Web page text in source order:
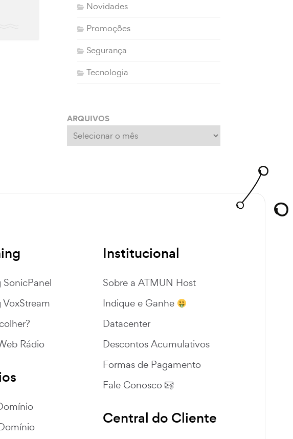
Novidades
Promoções
Segurança
Tecnologia
ARQUIVOS
Arquivos
SonicPanel
Rádio
Institucional
Sobre a ATMUN Host
Indique e Ganhe
Datacenter
Descontos Acumulativos
Formas de Pagamento
Fale Conosco
Central do Cliente